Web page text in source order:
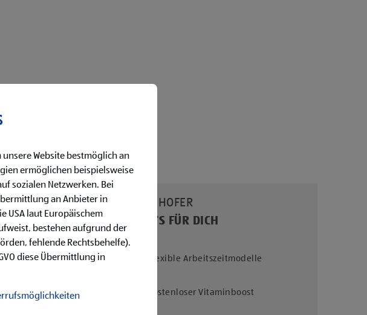
UNSERE HOFER
BENEFITS FÜR DICH
Flexible Arbeitszeitmodelle
Kostenloser Vitaminboost
Website bestmöglich an
ermöglichen beispielsweise
sozialen Netzwerken. Bei
an Anbieter in
USA laut Europäischem
bestehen aufgrund der
fehlende Rechtsbehelfe).
diese Übermittlung in